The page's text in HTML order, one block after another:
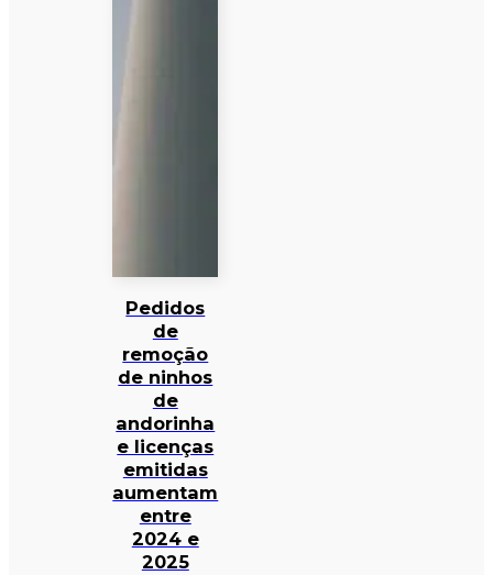
Pedidos
de
remoção
de ninhos
de
andorinha
e licenças
emitidas
aumentam
entre
2024 e
2025